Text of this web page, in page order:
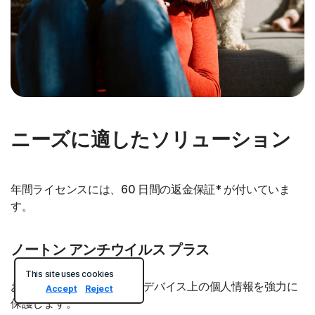
ニーズに適したソリューション
年間ライセンスには、60 日間の返金保証* が付いていま
す。
ノートン アンチウイルス プラス
お使いのデバイスと、そのデバイス上の個人情報を強力に
保護します。
This site uses cookies
Accept
Reject